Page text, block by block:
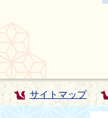
サイトマップ